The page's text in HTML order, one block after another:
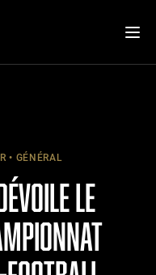
GÉNÉRAL
LE